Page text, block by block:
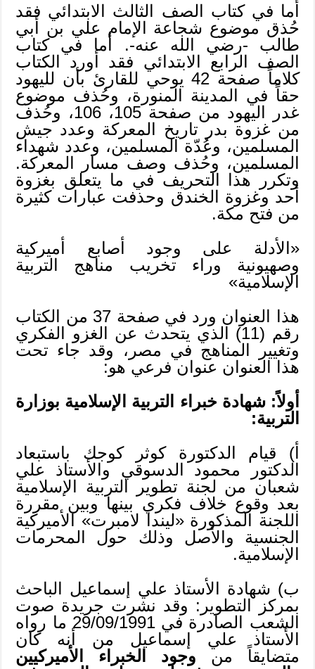
أما في كتاب الصف الثالث الابتدائي فقد
حُذق موضوع شجاعة الإمام علي بن أبي
طالب -رضي الله عنه-. أما في كتاب
الصف الرابع الابتدائي فقد أورد الكتاب
كلاماً صفحة 42 يوحي للقارئ بأن لليهود
حقاً في المدينة المنورة، وحُذف موضوع
غدر اليهود من صفحة 105، 106، وحُذف
من غزوة بدر تاريخ المعركة وعدد جيش
المسلمين، وعُدّة المسلمين، وعدد شهداء
المسلمين، وحُذف وصف مسار المعركة.
وتكرر هذا التحريف في ما يتعلق بغزوة
أحد وغزوة الخندق وحذفت عبارات كثيرة
من فتح مكة.
«الأدلة على وجود أصابع أميركية
وصهيونية وراء تخريب مناهج التربية
الإسلامية»
هذا العنوان ورد في صفحة 37 من الكتاب
رقم (11) الذي يتحدث عن الغزو الفكري
وتغيير المناهج في مصر، وقد جاء تحت
هذا العنوان عنوان فرعي هو:
أولاً: شهادة خبراء التربية الإسلامية بوزارة
التربية:
أ) قيام الدكتورة كوثر كوجك باستبعاد
الدكتور محمود الدسوقي والأستاذ علي
شعبان من لجنة تطوير التربية الإسلامية
بعد وقوع خلاف فكري بينها وبين مقررة
اللجنة المذكورة «ليندا لامبرت» الأميركية
الجنسية والأصل وذلك حول المحرمات
الإسلامية.
ب) شهادة الأستاذ علي إسماعيل الباحث
بمركز التطوير: وقد نشرت جريدة صوت
الشعب الصادرة في 29/09/1991 ما رواه
الأستاذ علي إسماعيل من أنه كان
متضايقاً من وجود الخبراء الأميركيين